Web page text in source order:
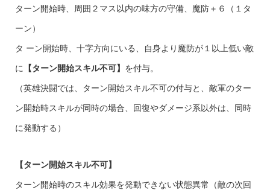
ターン開始時、周囲２マス以内の味方の守備、魔防＋６（１タ
ーン）
タ ーン開始時、十字方向にいる、 自身より魔防が１以上低い敵
に 【ターン開始スキル不可】 を付与。
（英雄決闘では、ターン開始スキル不可の付与と、敵軍のター
ン開始時スキルが同時の場合、回復やダメージ系以外は、同時
に発動する）
【ターン開始スキル不可】
ターン開始時のスキル効果を発動できない状態異常（敵の次回